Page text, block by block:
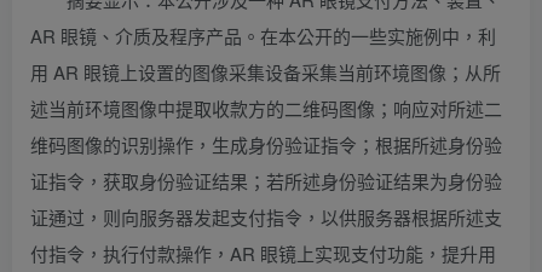
AR 眼镜、介质及程序产品。在本公开的一些实施例中，利
用 AR 眼镜上设置的图像采集设备采集当前环境图像；从所
述当前环境图像中提取收款方的二维码图像；响应对所述二
维码图像的识别操作，生成身份验证指令；根据所述身份验
证指令，获取身份验证结果；若所述身份验证结果为身份验
证通过，则向服务器发起支付指令，以供服务器根据所述支
付指令，执行付款操作，AR 眼镜上实现支付功能，提升用